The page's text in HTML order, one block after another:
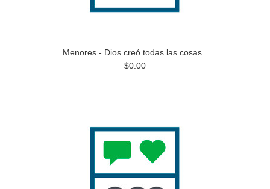
Menores - Dios creó todas las cosas
$0.00